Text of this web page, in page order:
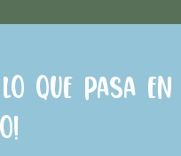
que pasa en